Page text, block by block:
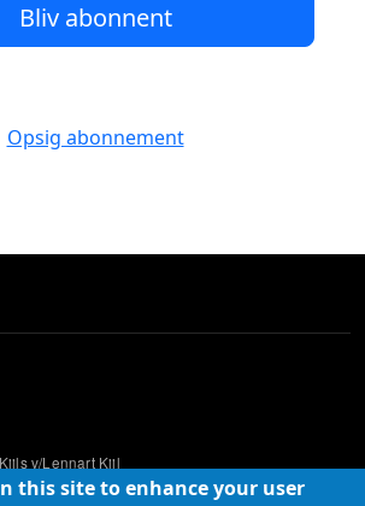
Bliv abonnent
Opsig abonnement
v/Lennart Kiil
this site to enhance your user